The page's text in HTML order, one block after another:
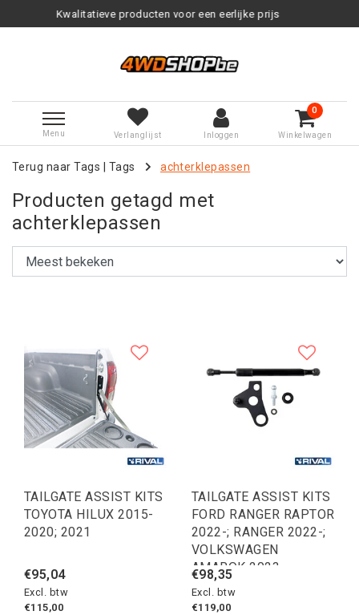
voor een eerlijke prijs
Menu Verlanglijst Inloggen
0
Winkelwagen
Terug naar Tags Tags achterklepassen
Producten getagd met
achterklepassen
TAILGATE ASSIST KITS
TOYOTA HILUX 2015-
2020; 2021
€95,04
Excl. btw
€115,00
TAILGATE ASSIST KITS
FORD RANGER RAPTOR
2022-; RANGER 2022-;
VOLKSWAGEN
AMAROK 2023
€98,35
Excl. btw
€119,00